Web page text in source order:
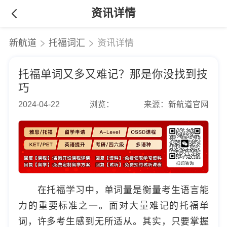
资讯详情
新航道 托福词汇 资讯详情
托福单词又多又难记？那是你没找到技
巧
2024-04-22 浏览： 来源：新航道官网
在托福学习中，单词量是衡量考生语言能
力的重要标准之一。面对大量难记的托福单
词，许多考生感到无所适从。其实，只要掌握